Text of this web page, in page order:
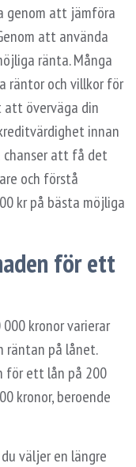
genom att jämföra
att använda
ränta. Många
räntor och villkor för
överväga din
innan
chanser att få det
och förstå
kr på bästa möjliga
för ett
kronor varierar
räntan på lånet.
för ett lån på 200
kronor, beroende
väljer en längre